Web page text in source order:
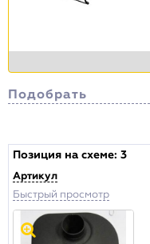
Подобрать
Цена , р.
от: до:
Позиция на схеме: 3
Артикул
Быстрый просмотр